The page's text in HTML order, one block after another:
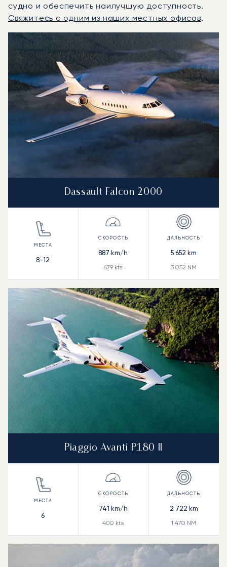
судно и обеспечить наилучшую доступность.
Свяжитесь с одним из наших местных офисов.
Фото воздушного судна
Модель воздушного судна
Скорость (км/ч)
Скорость (узлы)
Дальность (NM)
Dassault Falcon 2000
8-12
887 km/h
479 kts
5 652 km
3 052 NM
Piaggio Avanti P180 II
6
741 km/h
400 kts
2 722 km
1 470 NM